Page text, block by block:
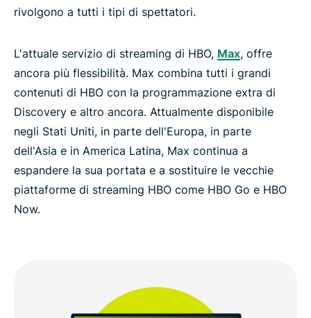
rivolgono a tutti i tipi di spettatori.
L'attuale servizio di streaming di HBO, Max, offre
ancora più flessibilità. Max combina tutti i grandi
contenuti di HBO con la programmazione extra di
Discovery e altro ancora. Attualmente disponibile
negli Stati Uniti, in parte dell'Europa, in parte
dell'Asia e in America Latina, Max continua a
espandere la sua portata e a sostituire le vecchie
piattaforme di streaming HBO come HBO Go e HBO
Now.